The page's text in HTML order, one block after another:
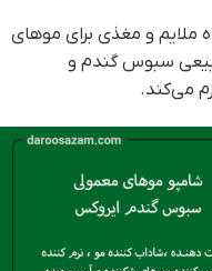
و مغذی برای موهای
سبوس گندم و
می‌کند.